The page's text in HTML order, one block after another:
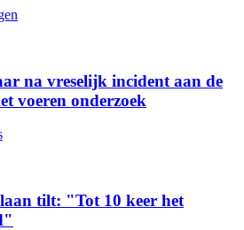
na vreselijk incident aan de
voeren onderzoek
tilt: "Tot 10 keer het